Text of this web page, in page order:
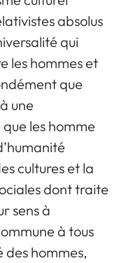
absolus
qui
les hommes et
que
une
les homme
cultures et la
dont traite
sens à
à tous
des hommes,